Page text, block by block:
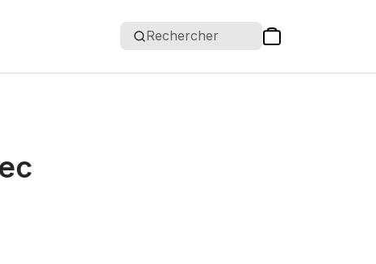
Rechercher